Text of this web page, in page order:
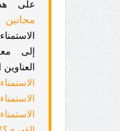
على
مجانين
إلى
العناوين